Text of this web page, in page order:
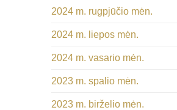
2024 m. rugpjūčio mėn.
2024 m. liepos mėn.
2024 m. vasario mėn.
2023 m. spalio mėn.
2023 m. birželio mėn.